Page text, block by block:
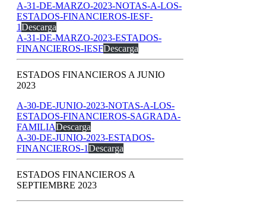
A-31-DE-MARZO-2023-NOTAS-A-LOS-
ESTADOS-FINANCIEROS-IESF-
1Descarga
A-31-DE-MARZO-2023-ESTADOS-
FINANCIEROS-IESFDescarga
ESTADOS FINANCIEROS A JUNIO
2023
A-30-DE-JUNIO-2023-NOTAS-A-LOS-
ESTADOS-FINANCIEROS-SAGRADA-
FAMILIADescarga
A-30-DE-JUNIO-2023-ESTADOS-
FINANCIEROS-1Descarga
ESTADOS FINANCIEROS A
SEPTIEMBRE 2023